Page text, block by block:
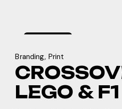
2024
Branding Print
LEGO & F1